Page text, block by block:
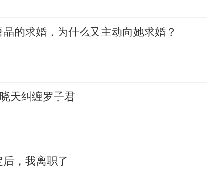
的求婚，为什么又主动向她求婚？
天纠缠罗子君
，我离职了